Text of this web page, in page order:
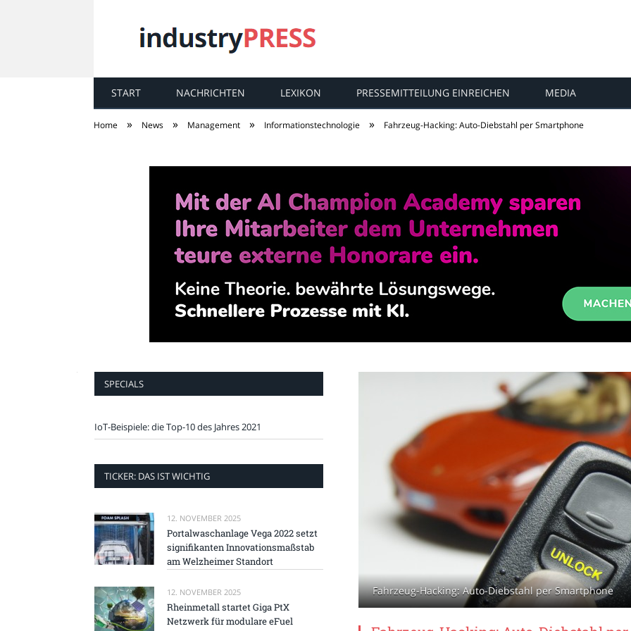
industryPRESS
START NACHRICHTEN LEXIKON PRESSEMITTEILUNG EINREICHEN MEDIA
Home » News » Management » Informationstechnologie » Fahrzeug-Hacking: Auto-Diebstahl per Smartphone
Fahrzeug-Hacking: Auto-Diebstahl per Smartphone
SPECIALS
IoT-Beispiele: die Top-10 des Jahres 2021
TICKER: DAS IST WICHTIG
12. NOVEMBER 2025
Portalwaschanlage Vega 2022 setzt
signifikanten Innovationsmaßstab
am Welzheimer Standort
12. NOVEMBER 2025
Rheinmetall startet Giga PtX
Netzwerk für modulare eFuel